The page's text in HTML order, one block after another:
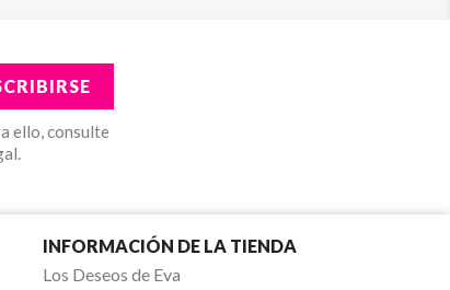
ello, consulte
INFORMACIÓN DE LA TIENDA
Los Deseos de Eva